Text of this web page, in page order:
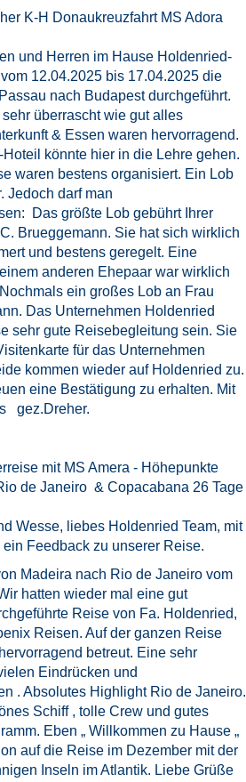
K-H Donaukreuzfahrt MS Adora
und Herren im Hause Holdenried-
12.04.2025 bis 17.04.2025 die
nach Budapest durchgeführt.
überrascht wie gut alles
& Essen waren hervorragend.
könnte hier in die Lehre gehen.
waren bestens organisiert. Ein Lob
Jedoch darf man
Das größte Lob gebührt Ihrer
Brueggemann. Sie hat sich wirklich
und bestens geregelt. Eine
anderen Ehepaar war wirklich
ein großes Lob an Frau
Das Unternehmen Holdenried
sehr gute Reisebegleitung sein. Sie
für das Unternehmen
kommen wieder auf Holdenried zu.
eine Bestätigung zu erhalten. Mit
gez.Dreher.
mit MS Amera - Höhepunkte
de Janeiro & Copacabana 26 Tage
Wesse, liebes Holdenried Team, mit
Feedback zu unserer Reise.
Madeira nach Rio de Janeiro vom
hatten wieder mal eine gut
Reise von Fa. Holdenried,
Reisen. Auf der ganzen Reise
betreut. Eine sehr
Eindrücken und
. Absolutes Highlight Rio de Janeiro.
Schiff , tolle Crew und gutes
Eben „ Willkommen zu Hause „
auf die Reise im Dezember mit der
Inseln im Atlantik. Liebe Grüße